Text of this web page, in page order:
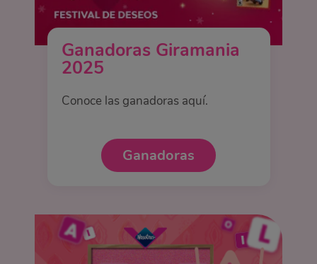
Ganadoras Giramania
2025
Conoce las ganadoras aquí.
Ganadoras